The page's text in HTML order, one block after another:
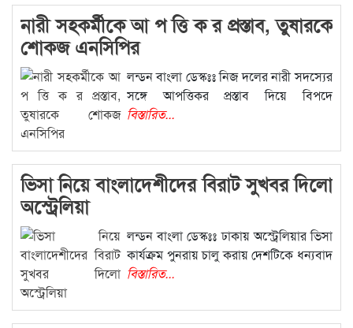
নারী সহকর্মীকে আ প ত্তি ক র প্রস্তাব, তুষারকে
শোকজ এনসিপির
লন্ডন বাংলা ডেস্কঃঃ নিজ দলের নারী সদস্যের
সঙ্গে আপত্তিকর প্রস্তাব দিয়ে বিপদে
বিস্তারিত...
ভিসা নিয়ে বাংলাদেশীদের বিরাট সুখবর দিলো
অস্ট্রেলিয়া
লন্ডন বাংলা ডেস্কঃঃ ঢাকায় অস্ট্রেলিয়ার ভিসা
কার্যক্রম পুনরায় চালু করায় দেশটিকে ধন্যবাদ
বিস্তারিত...